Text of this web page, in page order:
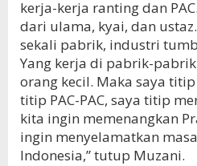
kerja-kerja ranting dan
dari ulama, kyai, dan
sekali pabrik, industri
Yang kerja di pabrik-
orang kecil. Maka saya
titip PAC-PAC, saya titip
kita ingin memenangkan
ingin menyelamatkan
Indonesia,” tutup Muzani.